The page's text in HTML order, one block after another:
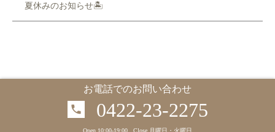
夏休みのお知らせ🏝️
お電話でのお問い合わせ
0422-23-2275
Open 10:00-19:00 Close 月曜日・火曜日